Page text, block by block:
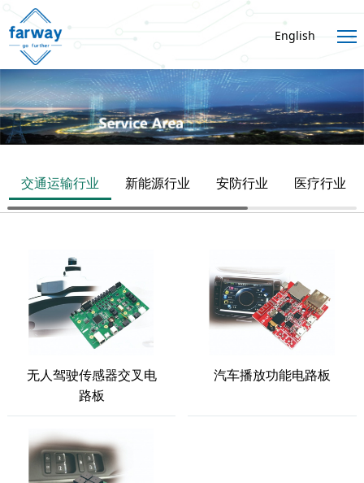
English
交通运输行业 新能源行业 安防行业 医疗行业
无人驾驶传感器交叉电
路板
汽车播放功能电路板